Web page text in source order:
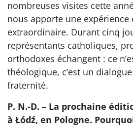
nombreuses visites cette
nous apporte une expérience
extraordinaire. Durant cinq
représentants catholiques,
orthodoxes échangent : ce
théologique, c’est un
fraternité.
P. N.-D. – La prochaine
à Łódź, en Pologne.